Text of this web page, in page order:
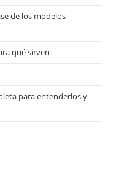
de los modelos
qué sirven
para entenderlos y